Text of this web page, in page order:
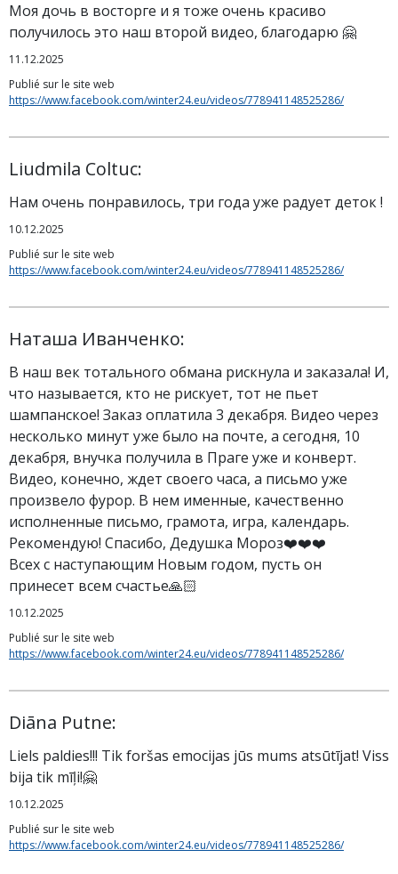
Моя дочь в восторге и я тоже очень красиво
получилось это наш второй видео, благодарю 🤗
11.12.2025
Publié sur le site web
https://www.facebook.com/winter24.eu/videos/778941148525286/
Liudmila Coltuc:
Нам очень понравилось, три года уже радует деток !
10.12.2025
Publié sur le site web
https://www.facebook.com/winter24.eu/videos/778941148525286/
Наташа Иванченко:
В наш век тотального обмана рискнула и заказала! И,
что называется, кто не рискует, тот не пьет
шампанское! Заказ оплатила 3 декабря. Видео через
несколько минут уже было на почте, а сегодня, 10
декабря, внучка получила в Праге уже и конверт.
Видео, конечно, ждет своего часа, а письмо уже
произвело фурор. В нем именные, качественно
исполненные письмо, грамота, игра, календарь.
Рекомендую! Спасибо, Дедушка Мороз❤️❤️❤️
Всех с наступающим Новым годом, пусть он
принесет всем счастье🙏🏻
10.12.2025
Publié sur le site web
https://www.facebook.com/winter24.eu/videos/778941148525286/
Diāna Putne:
Liels paldies!!! Tik foršas emocijas jūs mums atsūtījat! Viss
bija tik mīļi!🤗
10.12.2025
Publié sur le site web
https://www.facebook.com/winter24.eu/videos/778941148525286/